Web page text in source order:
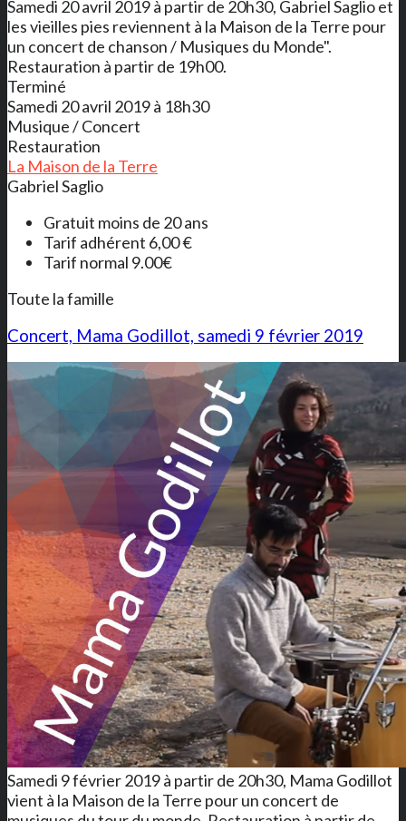
Samedi 20 avril 2019 à partir de 20h30, Gabriel Saglio et
les vieilles pies reviennent à la Maison de la Terre pour
un concert de chanson / Musiques du Monde".
Restauration à partir de 19h00.
Terminé
Samedi 20 avril 2019 à 18h30
Musique / Concert
Restauration
La Maison de la Terre
Gabriel Saglio
Gratuit moins de 20 ans
Tarif adhérent 6,00 €
Tarif normal 9.00€
Toute la famille
Concert, Mama Godillot, samedi 9 février 2019
Samedi 9 février 2019 à partir de 20h30, Mama Godillot
vient à la Maison de la Terre pour un concert de